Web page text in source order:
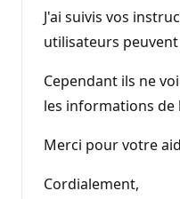
J'ai suivis vos
utilisateurs
Cependant ils ne
les informations de
Merci pour votre
Cordialement,